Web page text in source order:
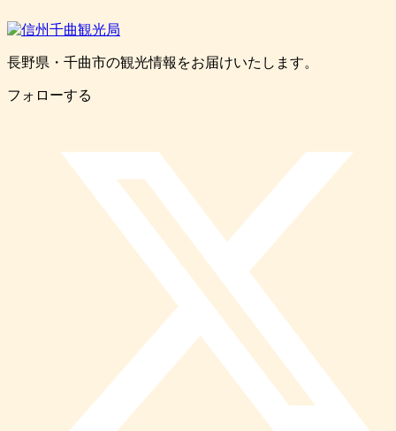
長野県・千曲市の観光情報をお届けいたします。
フォローする